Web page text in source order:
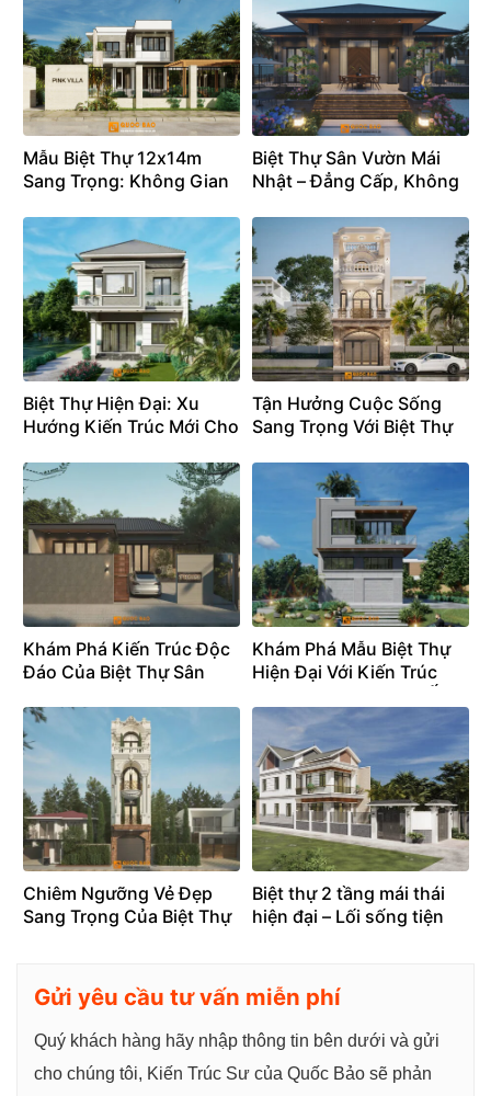
Mẫu Biệt Thự 12x14m
Sang Trọng: Không Gian
Resort Tại Gia – BT25107
Biệt Thự Sân Vườn Mái
Nhật – Đẳng Cấp, Không
Thiên Nhiên – BT25107
Biệt Thự Hiện Đại: Xu
Hướng Kiến Trúc Mới Cho
BT25105
Tận Hưởng Cuộc Sống
Sang Trọng Với Biệt Thự
BT25104
Khám Phá Kiến Trúc Độc
Đáo Của Biệt Thự Sân
Khám Phá Mẫu Biệt Thự
Hiện Đại Với Kiến Trúc
Tượng – BT25102
Chiêm Ngưỡng Vẻ Đẹp
Sang Trọng Của Biệt Thự
Biệt thự 2 tầng mái thái
hiện đại – Lối sống tiện
Gửi yêu cầu tư vấn miễn phí
Quý khách hàng hãy nhập thông tin bên dưới và gửi
cho chúng tôi, Kiến Trúc Sư của Quốc Bảo sẽ phản